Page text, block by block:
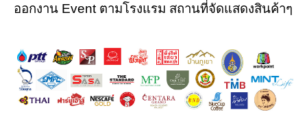
ออกงาน Event ตามโรงแรม สถานที่จัดแสดงสินค้าๆ